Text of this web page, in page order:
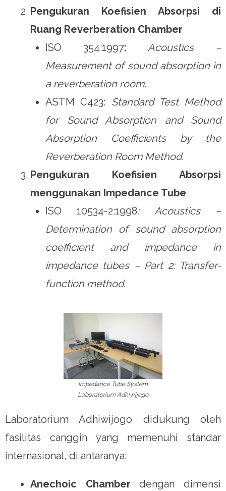
Pengukuran Koefisien Absorpsi di
Ruang Reverberation Chamber
ISO 354:1997:
Acoustics –
Measurement of sound absorption in
a reverberation room.
ASTM C423: Standard Test Method
for Sound Absorption and Sound
Absorption Coefficients by the
Reverberation Room Method.
Pengukuran Koefisien Absorpsi
menggunakan Impedance Tube
ISO 10534-2:1998: Acoustics –
Determination of sound absorption
coefficient and impedance in
impedance tubes – Part 2: Transfer-
function method.
Impedance Tube System
Laboratorium Adhiwijogo
Laboratorium Adhiwijogo didukung oleh
fasilitas canggih yang memenuhi standar
internasional, di antaranya:
Anechoic Chamber dengan dimensi